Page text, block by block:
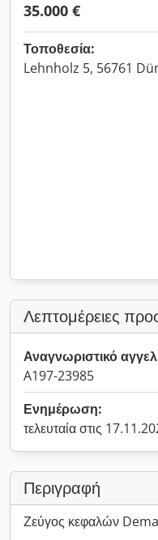
35.000 €
Τοποθεσία:
Lehnholz 5, 56761
Λεπτομέρειες
Αναγνωριστικό
A197-23985
Ενημέρωση:
τελευταία στις
Περιγραφή
Ζεύγος κεφαλών